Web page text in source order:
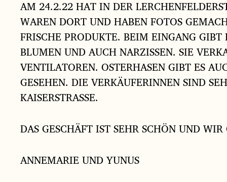
AM 24.2.22 HAT IN DER
WAREN DORT UND HABEN FOTOS
FRISCHE PRODUKTE. BEIM EINGANG
BLUMEN UND AUCH NARZISSEN. SIE
VENTILATOREN. OSTERHASEN GIBT ES
GESEHEN. DIE VERKÄUFERINNEN SIND
KAISERSTRASSE.
DAS GESCHÄFT IST SEHR SCHÖN UND
ANNEMARIE UND YUNUS